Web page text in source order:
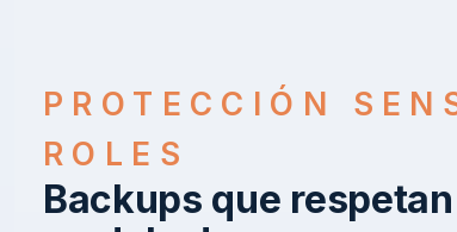
PROTECCIÓN
ROLES
Backups que